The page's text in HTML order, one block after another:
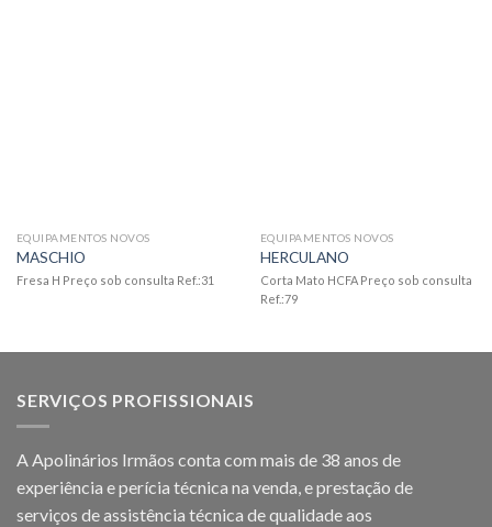
EQUIPAMENTOS NOVOS
MASCHIO
Fresa H Preço sob consulta Ref.:31
EQUIPAMENTOS NOVOS
HERCULANO
Corta Mato HCFA Preço sob consulta
Ref.:79
SERVIÇOS PROFISSIONAIS
A Apolinários Irmãos conta com mais de 38 anos de
experiência e perícia técnica na venda, e prestação de
serviços de assistência técnica de qualidade aos